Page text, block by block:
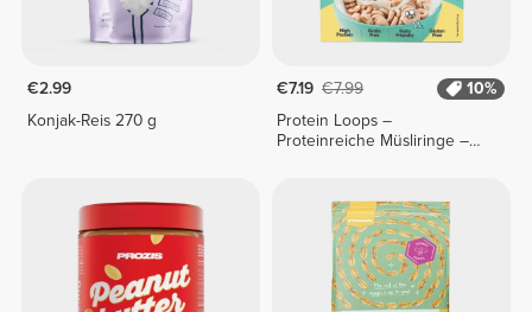
€2.99
Konjak-Reis 270 g
€7.19 €7.99
10%
Protein Loops –
Proteinreiche Müsliringe –